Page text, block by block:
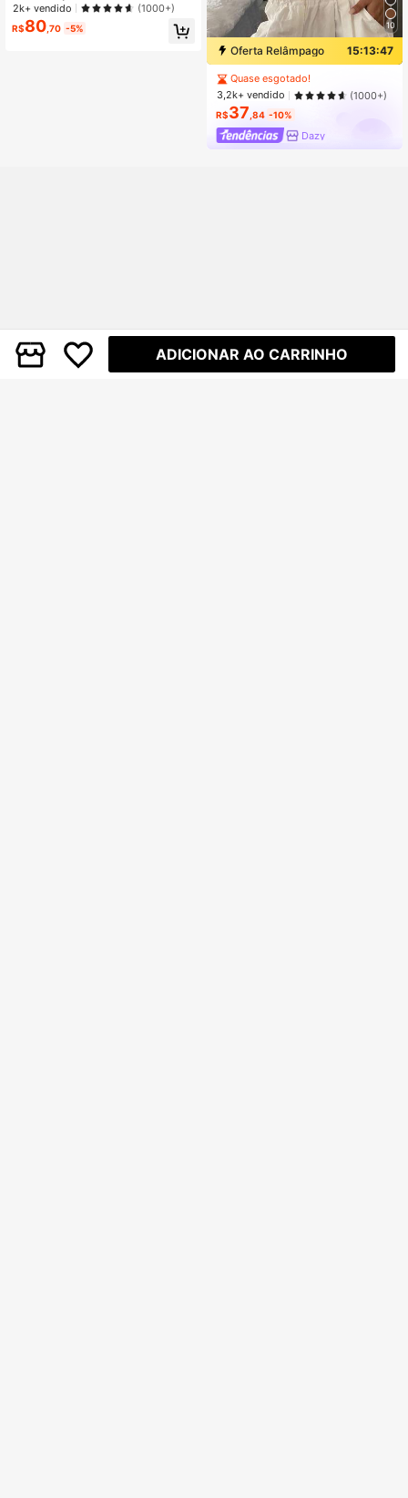
rtura para Praia com Botões e Esta
mpa de Coqueiro Branco para Mulh
eres
2k+ vendido (1000+)
R$80 ,70 -5% 10
Oferta Relâmpago 15:13:46
Quase esgotado!
3,2k+ vendido
(1000+)
R$37 ,84 -10%
Dazy
ADICIONAR AO CARRINHO